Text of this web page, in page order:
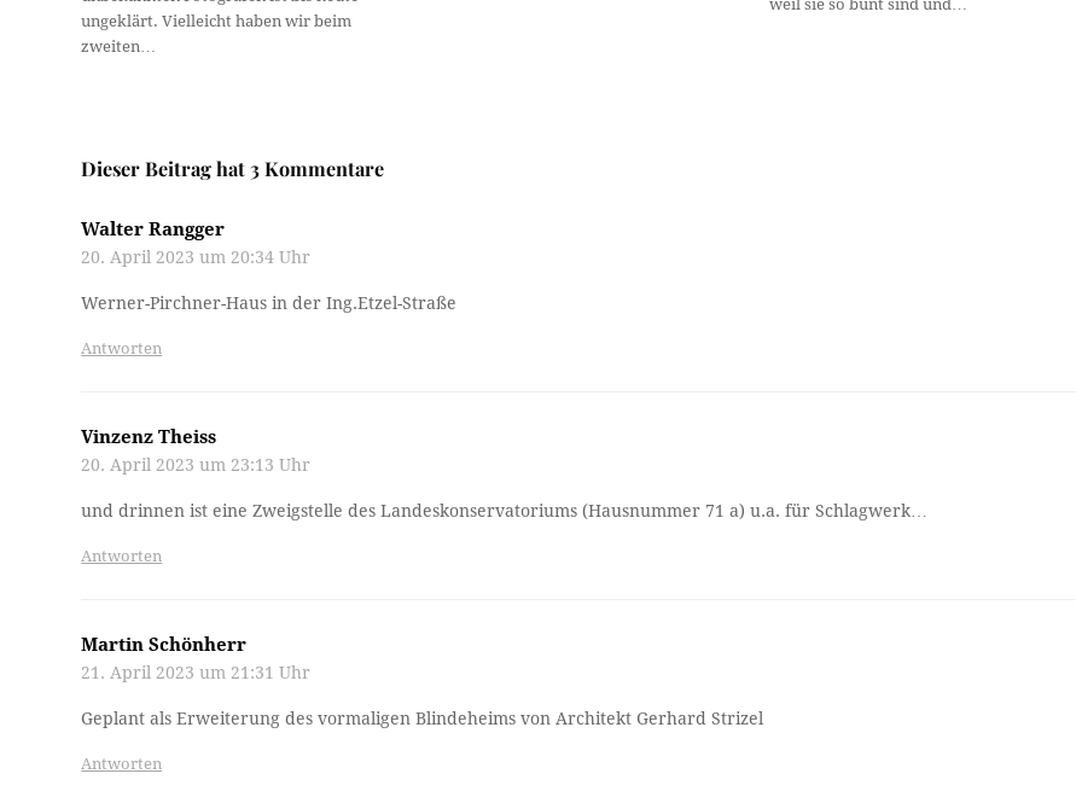
ungeklärt. Vielleicht haben wir beim
zweiten…
weil sie so bunt sind und…
Dieser Beitrag hat 3 Kommentare
Walter Rangger
20. April 2023 um 20:34 Uhr
Werner-Pirchner-Haus in der Ing.Etzel-Straße
Antworten
Vinzenz Theiss
20. April 2023 um 23:13 Uhr
und drinnen ist eine Zweigstelle des Landeskonservatoriums (Hausnummer 71 a) u.a. für Schlagwerk…
Antworten
Martin Schönherr
21. April 2023 um 21:31 Uhr
Geplant als Erweiterung des vormaligen Blindeheims von Architekt Gerhard Strizel
Antworten